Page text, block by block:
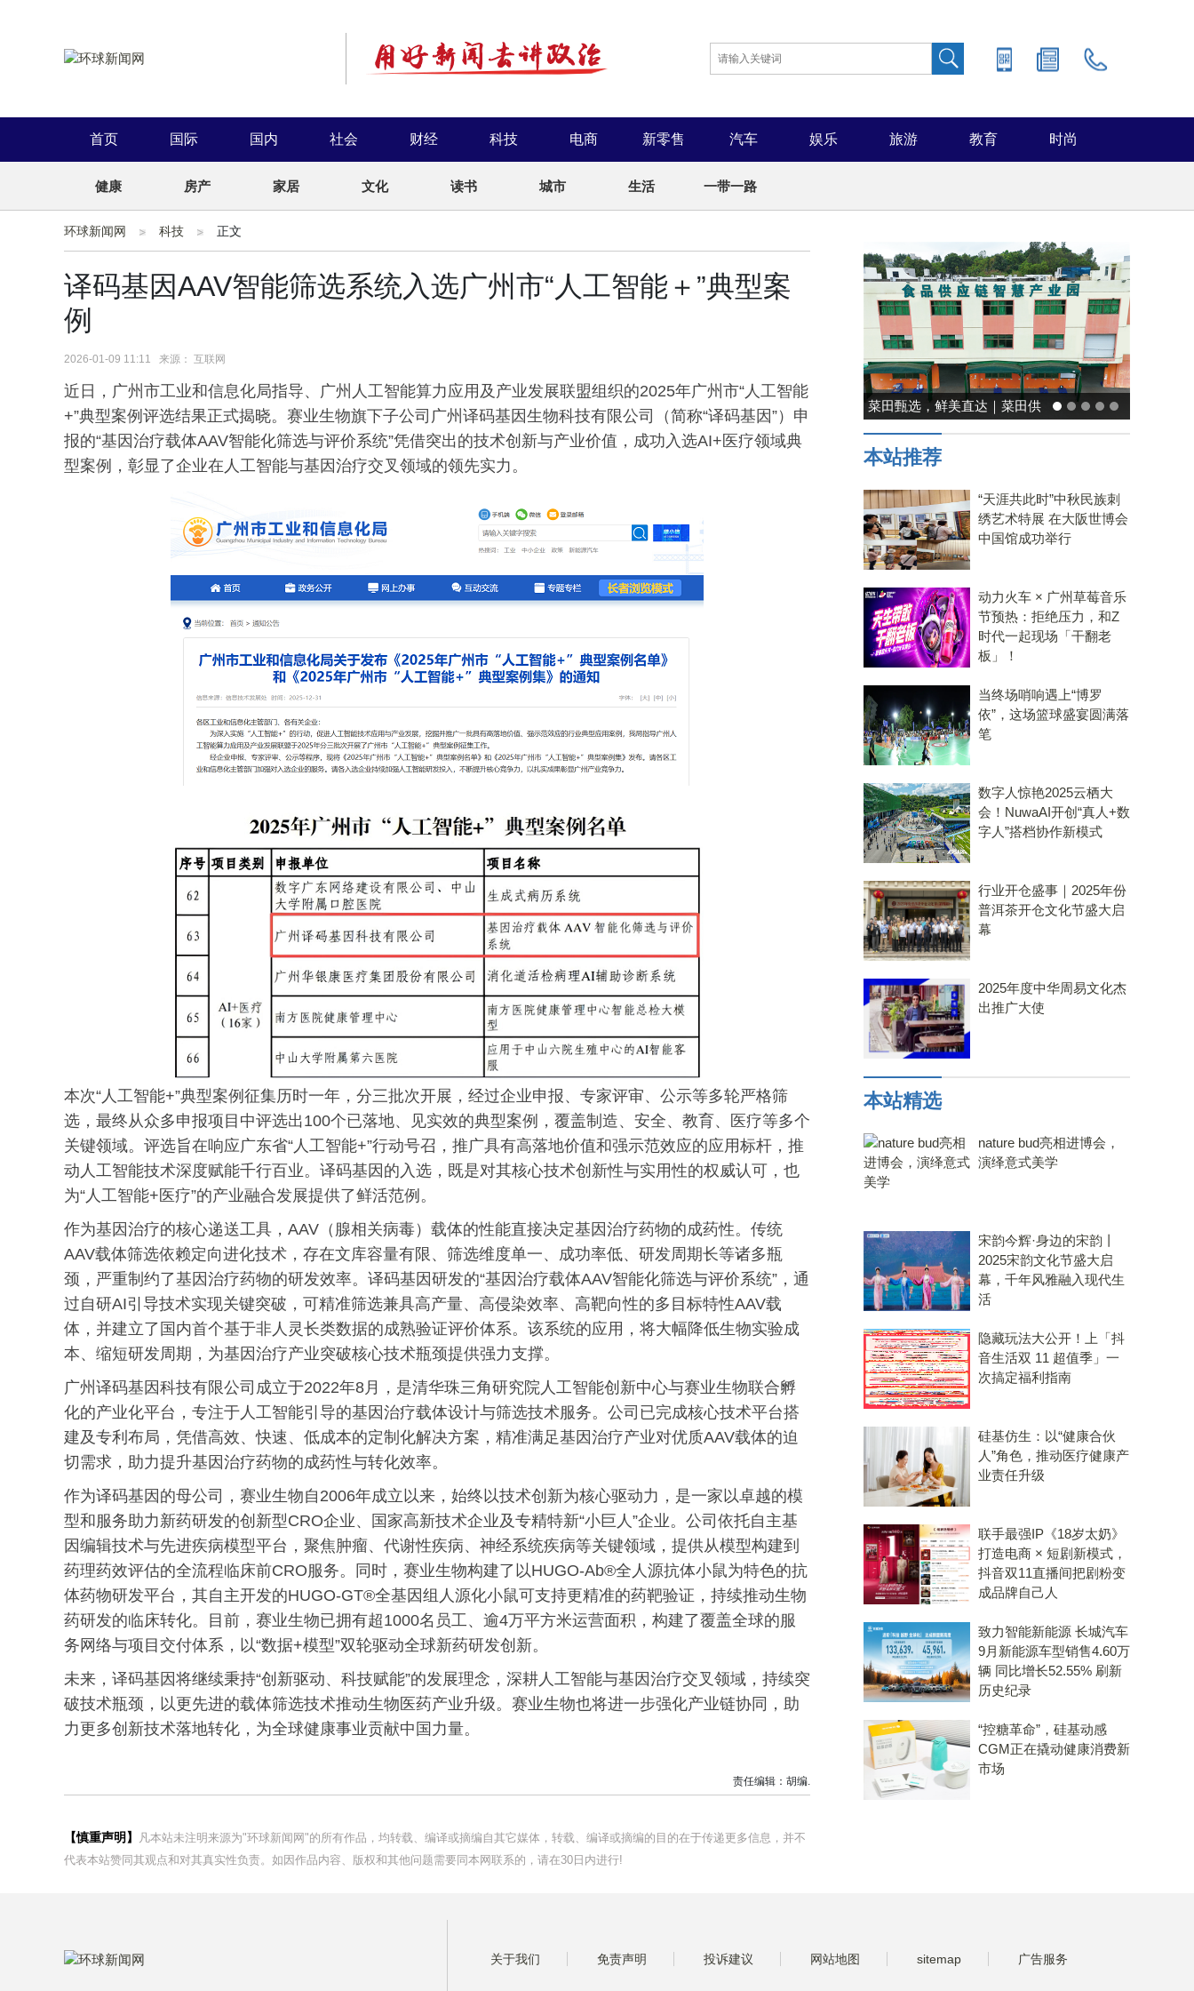
首页 国际 国内 社会 财经 科技 电商 新零售 汽车 娱乐 旅游 教育 时尚
健康 房产 家居 文化 读书 城市 生活 一带一路
环球新闻网 科技 正文
译码基因AAV智能筛选系统入选广州市“人工智能＋”典型案
例
2026-01-09 11:11 来源： 互联网
近日，广州市工业和信息化局指导、广州人工智能算力应用及产业发展联盟组织的2025年广州市“人工智能
+”典型案例评选结果正式揭晓。赛业生物旗下子公司广州译码基因生物科技有限公司（简称“译码基因”）申
报的“基因治疗载体AAV智能化筛选与评价系统”凭借突出的技术创新与产业价值，成功入选AI+医疗领域典
型案例，彰显了企业在人工智能与基因治疗交叉领域的领先实力。
本次“人工智能+”典型案例征集历时一年，分三批次开展，经过企业申报、专家评审、公示等多轮严格筛
选，最终从众多申报项目中评选出100个已落地、见实效的典型案例，覆盖制造、安全、教育、医疗等多个
关键领域。评选旨在响应广东省“人工智能+”行动号召，推广具有高落地价值和强示范效应的应用标杆，推
动人工智能技术深度赋能千行百业。译码基因的入选，既是对其核心技术创新性与实用性的权威认可，也
为“人工智能+医疗”的产业融合发展提供了鲜活范例。
作为基因治疗的核心递送工具，AAV（腺相关病毒）载体的性能直接决定基因治疗药物的成药性。传统
AAV载体筛选依赖定向进化技术，存在文库容量有限、筛选维度单一、成功率低、研发周期长等诸多瓶
颈，严重制约了基因治疗药物的研发效率。译码基因研发的“基因治疗载体AAV智能化筛选与评价系统”，通
过自研AI引导技术实现关键突破，可精准筛选兼具高产量、高侵染效率、高靶向性的多目标特性AAV载
体，并建立了国内首个基于非人灵长类数据的成熟验证评价体系。该系统的应用，将大幅降低生物实验成
本、缩短研发周期，为基因治疗产业突破核心技术瓶颈提供强力支撑。
广州译码基因科技有限公司成立于2022年8月，是清华珠三角研究院人工智能创新中心与赛业生物联合孵
化的产业化平台，专注于人工智能引导的基因治疗载体设计与筛选技术服务。公司已完成核心技术平台搭
建及专利布局，凭借高效、快速、低成本的定制化解决方案，精准满足基因治疗产业对优质AAV载体的迫
切需求，助力提升基因治疗药物的成药性与转化效率。
作为译码基因的母公司，赛业生物自2006年成立以来，始终以技术创新为核心驱动力，是一家以卓越的模
型和服务助力新药研发的创新型CRO企业、国家高新技术企业及专精特新“小巨人”企业。公司依托自主基
因编辑技术与先进疾病模型平台，聚焦肿瘤、代谢性疾病、神经系统疾病等关键领域，提供从模型构建到
药理药效评估的全流程临床前CRO服务。同时，赛业生物构建了以HUGO-Ab®全人源抗体小鼠为特色的抗
体药物研发平台，其自主开发的HUGO-GT®全基因组人源化小鼠可支持更精准的药靶验证，持续推动生物
药研发的临床转化。目前，赛业生物已拥有超1000名员工、逾4万平方米运营面积，构建了覆盖全球的服
务网络与项目交付体系，以“数据+模型”双轮驱动全球新药研发创新。
未来，译码基因将继续秉持“创新驱动、科技赋能”的发展理念，深耕人工智能与基因治疗交叉领域，持续突
破技术瓶颈，以更先进的载体筛选技术推动生物医药产业升级。赛业生物也将进一步强化产业链协同，助
力更多创新技术落地转化，为全球健康事业贡献中国力量。
责任编辑：胡编.
【慎重声明】
凡本站未注明来源为"环球新闻网"的所有作品，均转载、编译或摘编自其它媒体，转载、编译或摘编的目的在于传递更多信息，并不
代表本站赞同其观点和对其真实性负责。如因作品内容、版权和其他问题需要同本网联系的，请在30日内进行!
菜田甄选，鲜美直达｜菜田供
应链，重塑净菜新鲜标准
本站推荐
“天涯共此时”中秋民族刺
绣艺术特展 在大阪世博会
中国馆成功举行
动力火车 × 广州草莓音乐
节预热：拒绝压力，和Z
时代一起现场「干翻老
板」！
当终场哨响遇上“博罗
依”，这场篮球盛宴圆满落
笔
数字人惊艳2025云栖大
会！NuwaAI开创“真人+数
字人”搭档协作新模式
行业开仓盛事｜2025年份
普洱茶开仓文化节盛大启
幕
2025年度中华周易文化杰
出推广大使
本站精选
nature bud亮相进博会，
演绎意式美学
宋韵今辉·身边的宋韵丨
2025宋韵文化节盛大启
幕，千年风雅融入现代生
活
隐藏玩法大公开！上「抖
音生活双 11 超值季」一
次搞定福利指南
硅基仿生：以“健康合伙
人”角色，推动医疗健康产
业责任升级
联手最强IP《18岁太奶》
打造电商 × 短剧新模式，
抖音双11直播间把剧粉变
成品牌自己人
致力智能新能源 长城汽车
9月新能源车型销售4.60万
辆 同比增长52.55% 刷新
历史纪录
“控糖革命”，硅基动感
CGM正在撬动健康消费新
市场
关于我们 免责声明 投诉建议 网站地图 sitemap 广告服务